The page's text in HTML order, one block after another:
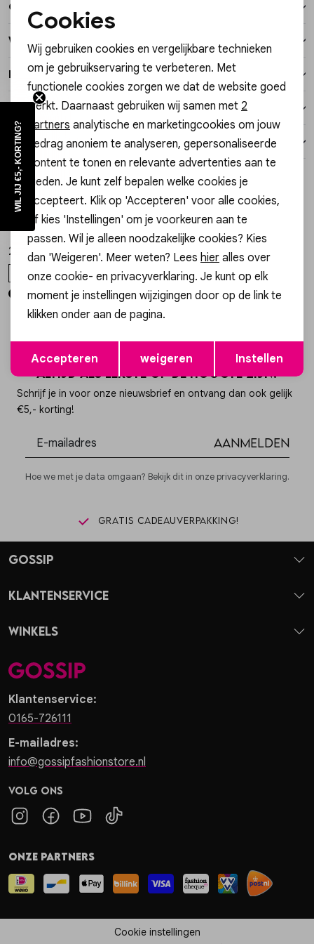
Vesten
Jassen
Lingerie
Over dit item
Winkelvoorraad
Kenmerken
Verzending / Ophalen in de winkel
Retourneren
Style dit met Sale
Gossip
1.25.52.031.01 BALLERINA MET GESP
22,50 44,99
1/2
DW2525T111-1275 PANT JANE
45,00 89,99
XS
Altijd als eerste op de hoogte zijn?
Schrijf je in voor onze nieuwsbrief en ontvang dan ook gelijk
€5,- korting!
Aanmelden
Hoe we met je data omgaan? Bekijk dit in onze privacyverklaring.
Gratis cadeauverpakking!
Klantenservice:
0165-726111
E-mailadres:
info@gossipfashionstore.nl
Volg ons
Gossip
Klantenservice
Winkels
Onze partners
Cookie instellingen
Noodzakelijke cookies
Personalisatie cookies
Analytische cookies
Marketing cookies
Opslaan
Cookies
Wij gebruiken cookies en vergelijkbare technieken
om je gebruikservaring te verbeteren. Met
functionele cookies zorgen we dat de website goed
werkt. Daarnaast gebruiken wij samen met 2
partners analytische en marketingcookies om jouw
gedrag anoniem te analyseren, gepersonaliseerde
content te tonen en relevante advertenties aan te
bieden. Je kunt zelf bepalen welke cookies je
accepteert. Klik op 'Accepteren' voor alle cookies,
of kies 'Instellingen' om je voorkeuren aan te
passen. Wil je alleen noodzakelijke cookies? Kies
dan 'Weigeren'. Meer weten? Lees hier alles over
onze cookie- en privacyverklaring. Je kunt op elk
moment je instellingen wijzigingen door op de link te
klikken onder aan de pagina.
Accepteren weigeren Instellen
WIL JIJ €5,- KORTING?